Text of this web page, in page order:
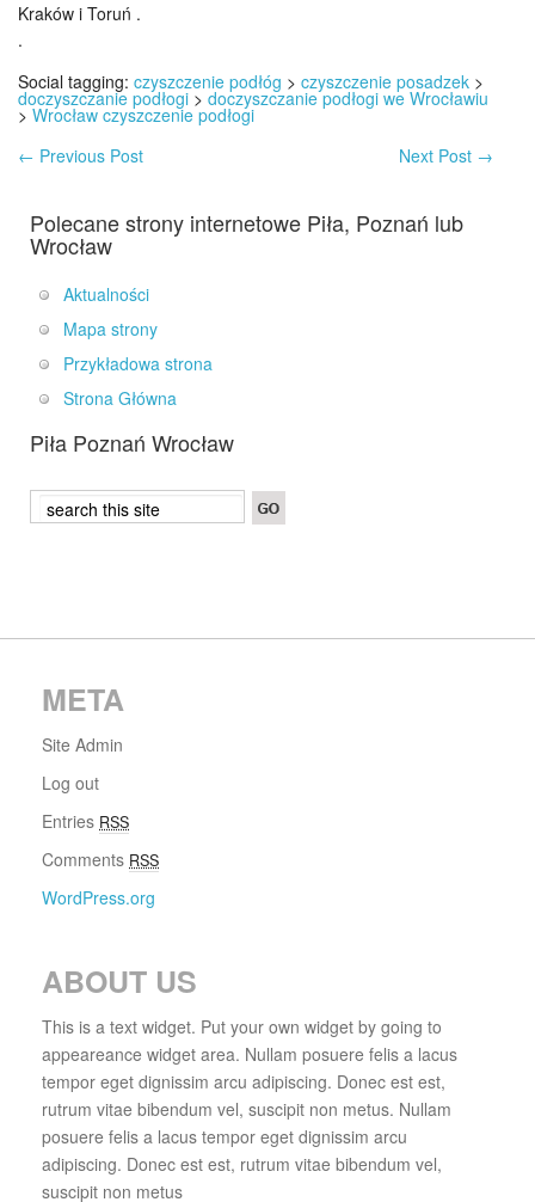
Kraków i Toruń .
.
Social tagging: czyszczenie podłóg > czyszczenie posadzek >
doczyszczanie podłogi > doczyszczanie podłogi we Wrocławiu
> Wrocław czyszczenie podłogi
← Previous Post Next Post →
Polecane strony internetowe Piła, Poznań lub
Wrocław
Aktualności
Mapa strony
Przykładowa strona
Strona Główna
Piła Poznań Wrocław
META
Site Admin
Log out
Entries RSS
Comments RSS
WordPress.org
ABOUT US
This is a text widget. Put your own widget by going to
appeareance widget area. Nullam posuere felis a lacus
tempor eget dignissim arcu adipiscing. Donec est est,
rutrum vitae bibendum vel, suscipit non metus. Nullam
posuere felis a lacus tempor eget dignissim arcu
adipiscing. Donec est est, rutrum vitae bibendum vel,
suscipit non metus